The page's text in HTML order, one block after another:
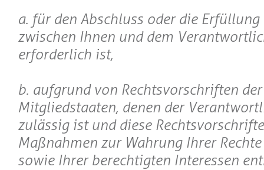
a. für den Abschluss oder die Erfüllung
zwischen Ihnen und dem
erforderlich ist,
b. aufgrund von Rechtsvorschriften
Mitgliedstaaten, denen der
zulässig ist und diese
Maßnahmen zur Wahrung Ihrer
sowie Ihrer berechtigten Interessen